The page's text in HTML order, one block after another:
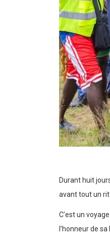
Durant huit
avant tout un
C’est un
l’honneur de sa